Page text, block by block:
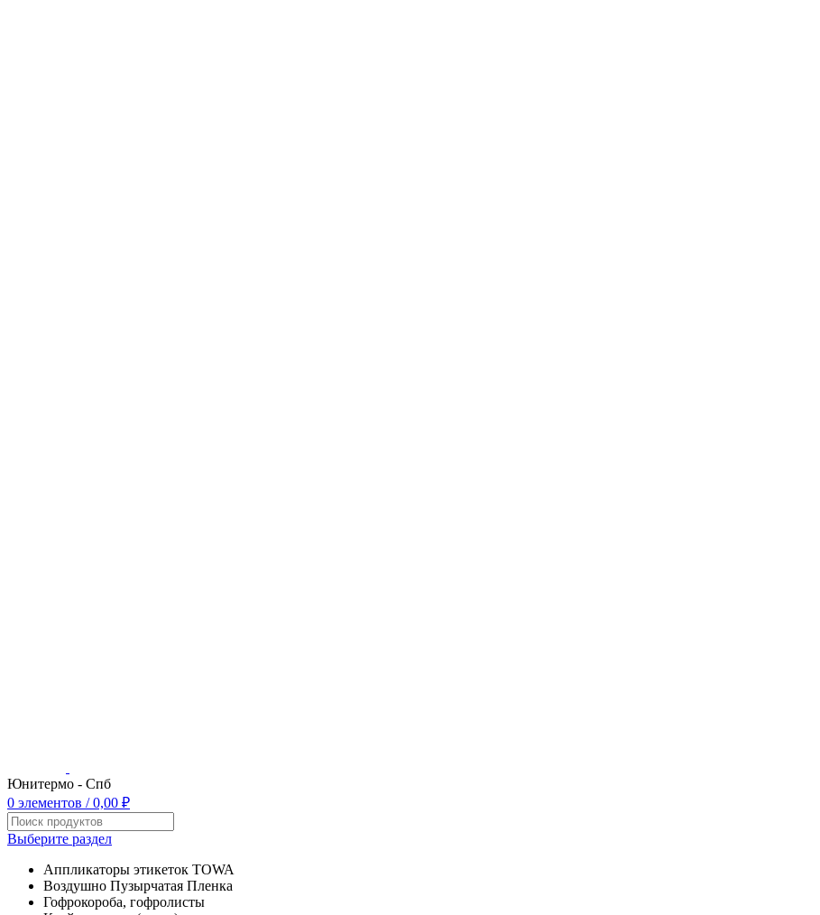
Юнитермо - Спб
0 элементов / 0,00 ₽
Выберите раздел
Аппликаторы этикеток TOWA
Воздушно Пузырчатая Пленка
Гофрокороба, гофролисты